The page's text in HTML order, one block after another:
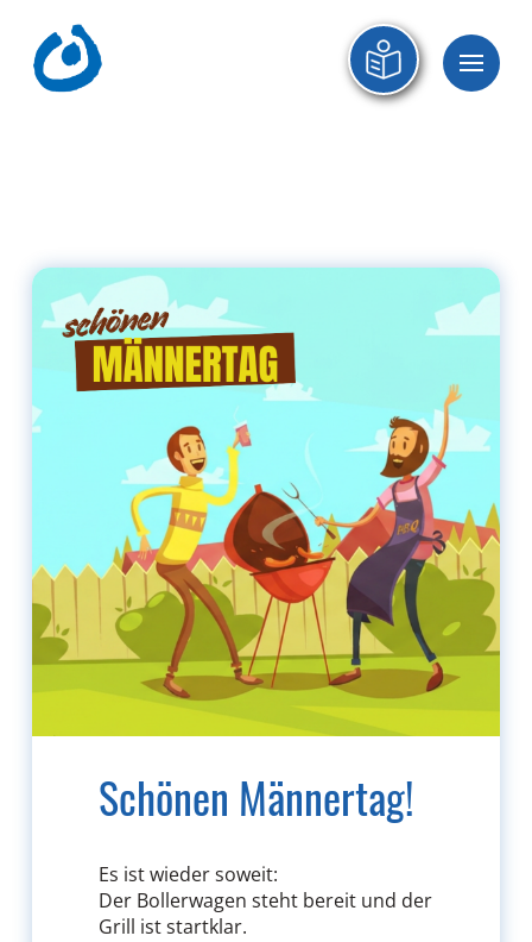
Schönen Männertag!
Es ist wieder soweit:
Der Bollerwagen steht bereit und der
Grill ist startklar.